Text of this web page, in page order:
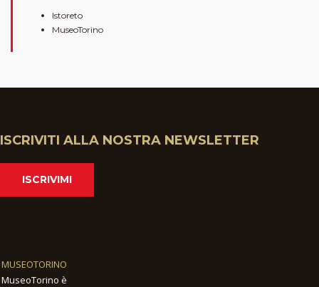
Istoreto
MuseoTorino
ISCRIVITI ALLA NOSTRA NEWSLETTER
ISCRIVIMI
MUSEOTORINO
MuseoTorino è